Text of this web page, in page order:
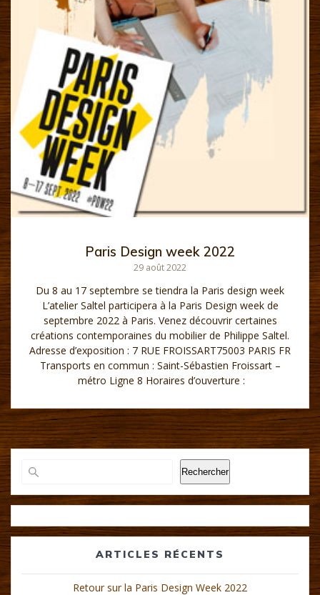
Paris Design week 2022
29 août 2022
Du 8 au 17 septembre se tiendra la Paris design week
L’atelier Saltel participera à la Paris Design week de
septembre 2022 à Paris. Venez découvrir certaines
créations contemporaines du mobilier de Philippe Saltel.
Adresse d’exposition : 7 RUE FROISSART75003 PARIS FR
Transports en commun : Saint-Sébastien Froissart –
métro Ligne 8 Horaires d’ouverture :
Rechercher
ARTICLES RÉCENTS
Retour sur la Paris Design Week 2022